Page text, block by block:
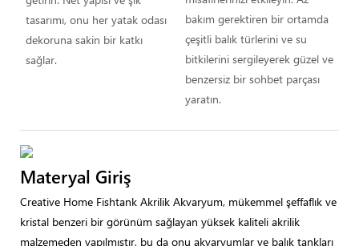
tasarımı, onu her yatak odası
dekoruna sakin bir katkı
sağlar.
bakım gerektiren bir ortamda
çeşitli balık türlerini ve su
bitkilerini sergileyerek güzel ve
benzersiz bir sohbet parçası
yaratın.
Materyal Giriş
Creative Home Fishtank Akrilik Akvaryum, mükemmel şeffaflık ve
kristal benzeri bir görünüm sağlayan yüksek kaliteli akrilik
malzemeden yapılmıştır, bu da onu akvaryumlar ve balık tankları